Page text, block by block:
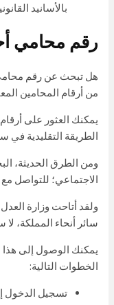
بالأسانيد
رقم محامي
هل تبحث عن رقم
من أرقام المحامين
يمكنك العثور على
الطريقة التقليدية في
ومن الطرق الحديثة،
الاجتماعي؛ للتواصل
ولقد أتاحت وزارة
سائر أنحاء المملكة،
يمكنك الوصول إلى هذا
الخطوات التالية:
تسجيل الدخول